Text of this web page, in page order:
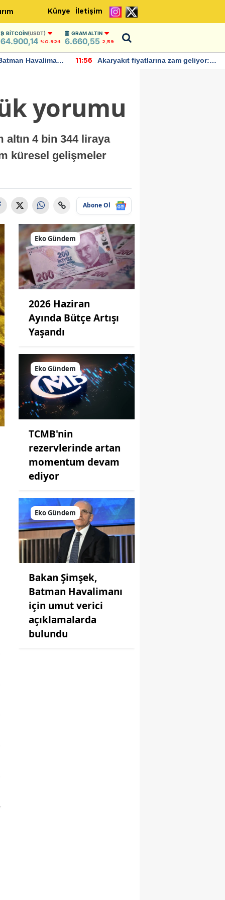
Künye İletişim
BITCOIN(USDT)
64.900,14 %0.924
GRAM ALTIN
6.660,55 2,59
Havalimanı
11:56
Akaryakıt fiyatlarına zam geliyor:
yorumu
altın 4 bin 344 liraya
küresel gelişmeler
Abone Ol
Eko Gündem
2026 Haziran
Ayında Bütçe Artışı
Yaşandı
Eko Gündem
TCMB'nin
rezervlerinde artan
momentum devam
ediyor
Eko Gündem
Bakan Şimşek,
Batman Havalimanı
için umut verici
açıklamalarda
bulundu